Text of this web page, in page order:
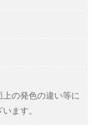
の発色の違い等に
ます。